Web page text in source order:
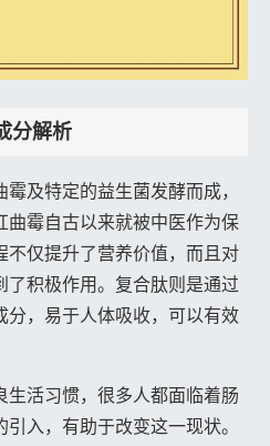
分解析
及特定的益生菌发酵而成，
曲霉自古以来就被中医作为保
不仅提升了营养价值，而且对
了积极作用。复合肽则是通过
分，易于人体吸收，可以有效
生活习惯，很多人都面临着肠
入，有助于改变这一现状。